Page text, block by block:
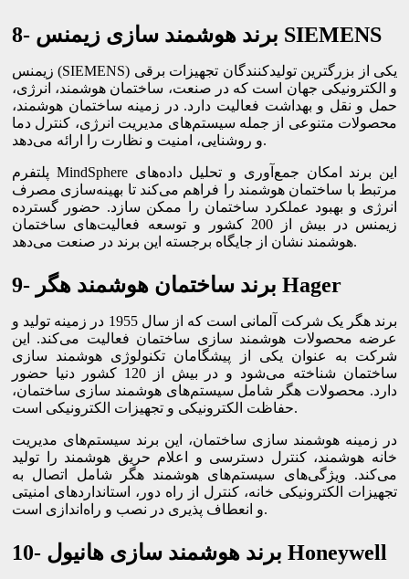
8- برند هوشمند سازی زیمنس SIEMENS
زیمنس (SIEMENS) یکی از بزرگترین تولیدکنندگان تجهیزات برقی
و الکترونیکی جهان است که در صنعت، ساختمان هوشمند، انرژی،
حمل و نقل و بهداشت فعالیت دارد. در زمینه ساختمان هوشمند،
محصولات متنوعی از جمله سیستم‌های مدیریت انرژی، کنترل دما
و روشنایی، امنیت و نظارت را ارائه می‌دهد.
پلتفرم MindSphere این برند امکان جمع‌آوری و تحلیل داده‌های
مرتبط با ساختمان هوشمند را فراهم می‌کند تا بهینه‌سازی مصرف
انرژی و بهبود عملکرد ساختمان را ممکن سازد. حضور گسترده
زیمنس در بیش از 200 کشور و توسعه فعالیت‌های ساختمان
هوشمند نشان از جایگاه برجسته این برند در صنعت می‌دهد.
9- برند ساختمان هوشمند هگر Hager
برند هگر یک شرکت آلمانی است که از سال 1955 در زمینه تولید و
عرضه محصولات هوشمند سازی ساختمان فعالیت می‌کند. این
شرکت به عنوان یکی از پیشگامان تکنولوژی هوشمند سازی
ساختمان شناخته می‌شود و در بیش از 120 کشور دنیا حضور
دارد. محصولات هگر شامل سیستم‌های هوشمند سازی ساختمان،
حفاظت الکترونیکی و تجهیزات الکترونیکی است.
در زمینه هوشمند سازی ساختمان، این برند سیستم‌های مدیریت
خانه هوشمند، کنترل دسترسی و اعلام حریق هوشمند را تولید
می‌کند. ویژگی‌های سیستم‌های هوشمند هگر شامل اتصال به
تجهیزات الکترونیکی خانه، کنترل از راه دور، استانداردهای امنیتی
و انعطاف پذیری در نصب و راه‌اندازی است.
10- برند هوشمند سازی هانیول Honeywell